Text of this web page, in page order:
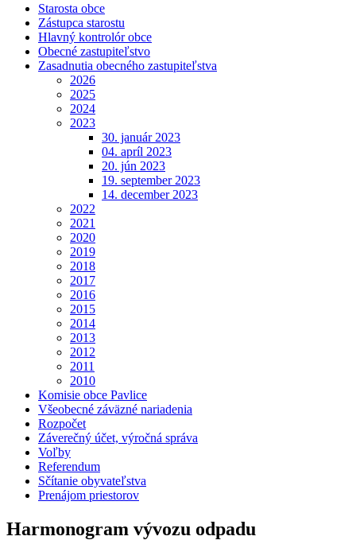
Starosta obce
Zástupca starostu
Hlavný kontrolór obce
Obecné zastupiteľstvo
Zasadnutia obecného zastupiteľstva
2026
2025
2024
2023
30. január 2023
04. apríl 2023
20. jún 2023
19. september 2023
14. december 2023
2022
2021
2020
2019
2018
2017
2016
2015
2014
2013
2012
2011
2010
Komisie obce Pavlice
Všeobecné záväzné nariadenia
Rozpočet
Záverečný účet, výročná správa
Voľby
Referendum
Sčítanie obyvateľstva
Prenájom priestorov
Harmonogram vývozu odpadu